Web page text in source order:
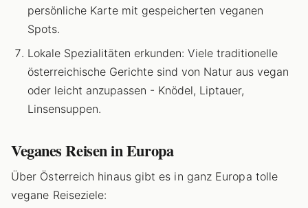
persönliche Karte mit gespeicherten veganen
Spots.
Lokale Spezialitäten erkunden: Viele traditionelle
österreichische Gerichte sind von Natur aus vegan
oder leicht anzupassen - Knödel, Liptauer,
Linsensuppen.
Veganes Reisen in Europa
Über Österreich hinaus gibt es in ganz Europa tolle
vegane Reiseziele: